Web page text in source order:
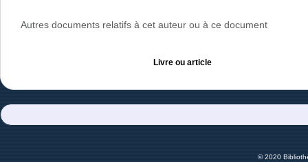
Autres documents relatifs à cet auteur ou à ce document
Livre ou article
© 2020